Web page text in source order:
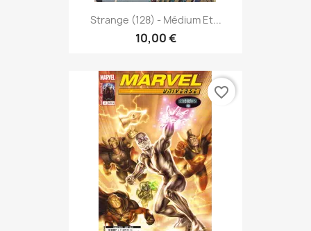
Strange (128) - Médium Et...
10,00 €
favorite_border